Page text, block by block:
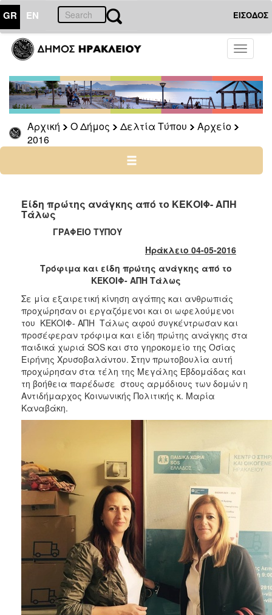
GR EN ΕΙΣΟΔΟΣ
Toggle
Αρχική Ο Δήμος Δελτία Τύπου
Αρχείο
2016
ΔΗΜΟΣ
Δελτία
Τύπου
Αρχείο
2026
2025
2022
2021
2020
2018
2016
2015
2013
2012
2011
2010
2006
ΤΟΠΟΣ
ΑΝΘΕΚΤΙΚΗ
ΠΟΛΗ
Είδη πρώτης ανάγκης από το ΚΕΚΟΙΦ- ΑΠΗ
Τάλως
ΓΡΑΦΕΙΟ ΤΥΠΟΥ
Ηράκλειο 04-05-2016
Τρόφιμα και είδη πρώτης ανάγκης από το
ΚΕΚΟΙΦ- ΑΠΗ Τάλως
Σε μία εξαιρετική κίνηση αγάπης και ανθρωπιάς
προχώρησαν οι εργαζόμενοι και οι ωφελούμενοι
του ΚΕΚΟΙΦ- ΑΠΗ Τάλως αφού συγκέντρωσαν και
προσέφεραν τρόφιμα και είδη πρώτης ανάγκης στα
παιδικά χωριά SOS και στο γηροκομείο της Οσίας
Ειρήνης Χρυσοβαλάντου. Στην πρωτοβουλία αυτή
προχώρησαν στα τέλη της Μεγάλης Εβδομάδας και
τη βοήθεια παρέδωσε στους αρμόδιους των δομών η
Αντιδήμαρχος Κοινωνικής Πολιτικής κ. Μαρία
Καναβάκη.